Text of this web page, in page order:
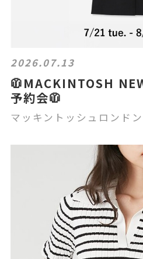
2026.07.13
🧥MACKINTOSH NEW HUMBIE 先行ご
予約会🧥
マッキントッシュロンドン